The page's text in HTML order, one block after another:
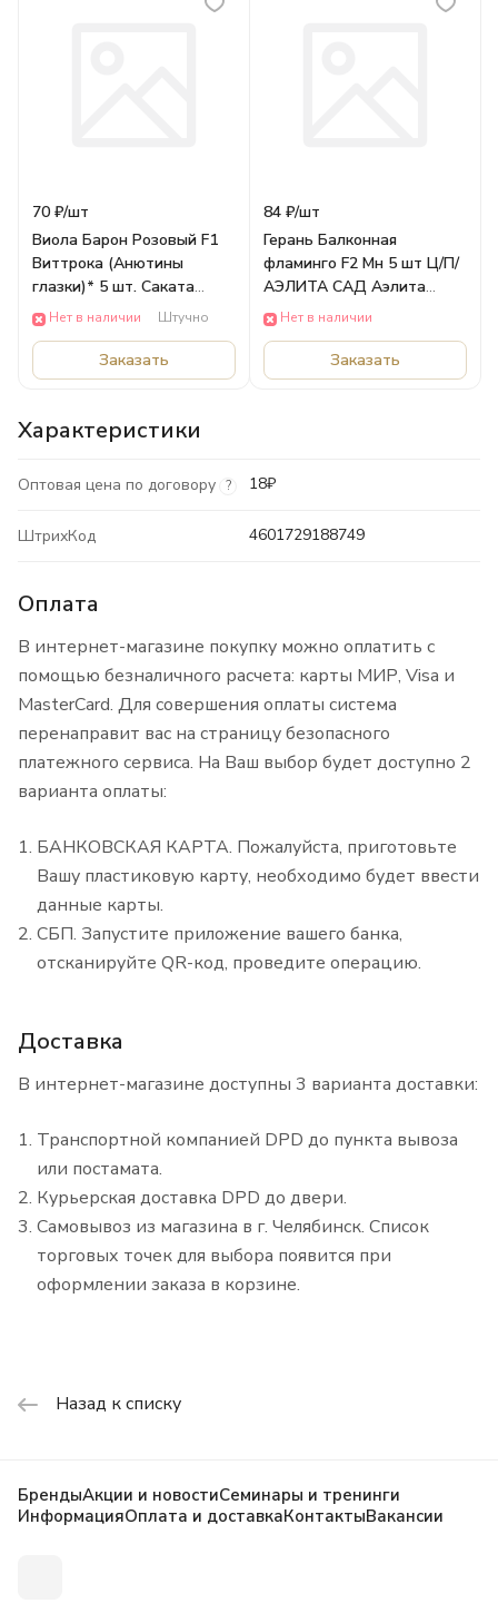
70 ₽/шт
Виола Барон Розовый F1
Виттрока (Анютины
глазки)* 5 шт. Саката
серия Эксклюзив Н21/
Нет в наличии Штучно
Заказать
84 ₽/шт
Герань Балконная
фламинго F2 Мн 5 шт Ц/П/
АЭЛИТА САД Аэлита
ЦВЕТЫ
Нет в наличии
Заказать
Характеристики
Оптовая цена по договору ? 18₽
ШтрихКод 4601729188749
Оплата
В интернет-магазине покупку можно оплатить с
помощью безналичного расчета: карты МИР, Visa и
MasterCard. Для совершения оплаты система
перенаправит вас на страницу безопасного
платежного сервиса. На Ваш выбор будет доступно 2
варианта оплаты:
БАНКОВСКАЯ КАРТА. Пожалуйста, приготовьте
Вашу пластиковую карту, необходимо будет ввести
данные карты.
СБП. Запустите приложение вашего банка,
отсканируйте QR-код, проведите операцию.
Доставка
В интернет-магазине доступны 3 варианта доставки:
Транспортной компанией DPD до пункта вывоза
или постамата.
Курьерская доставка DPD до двери.
Самовывоз из магазина в г. Челябинск. Список
торговых точек для выбора появится при
оформлении заказа в корзине.
Назад к списку
БрендыАкции и новостиСеминары и тренинги
ИнформацияОплата и доставкаКонтактыВакансии